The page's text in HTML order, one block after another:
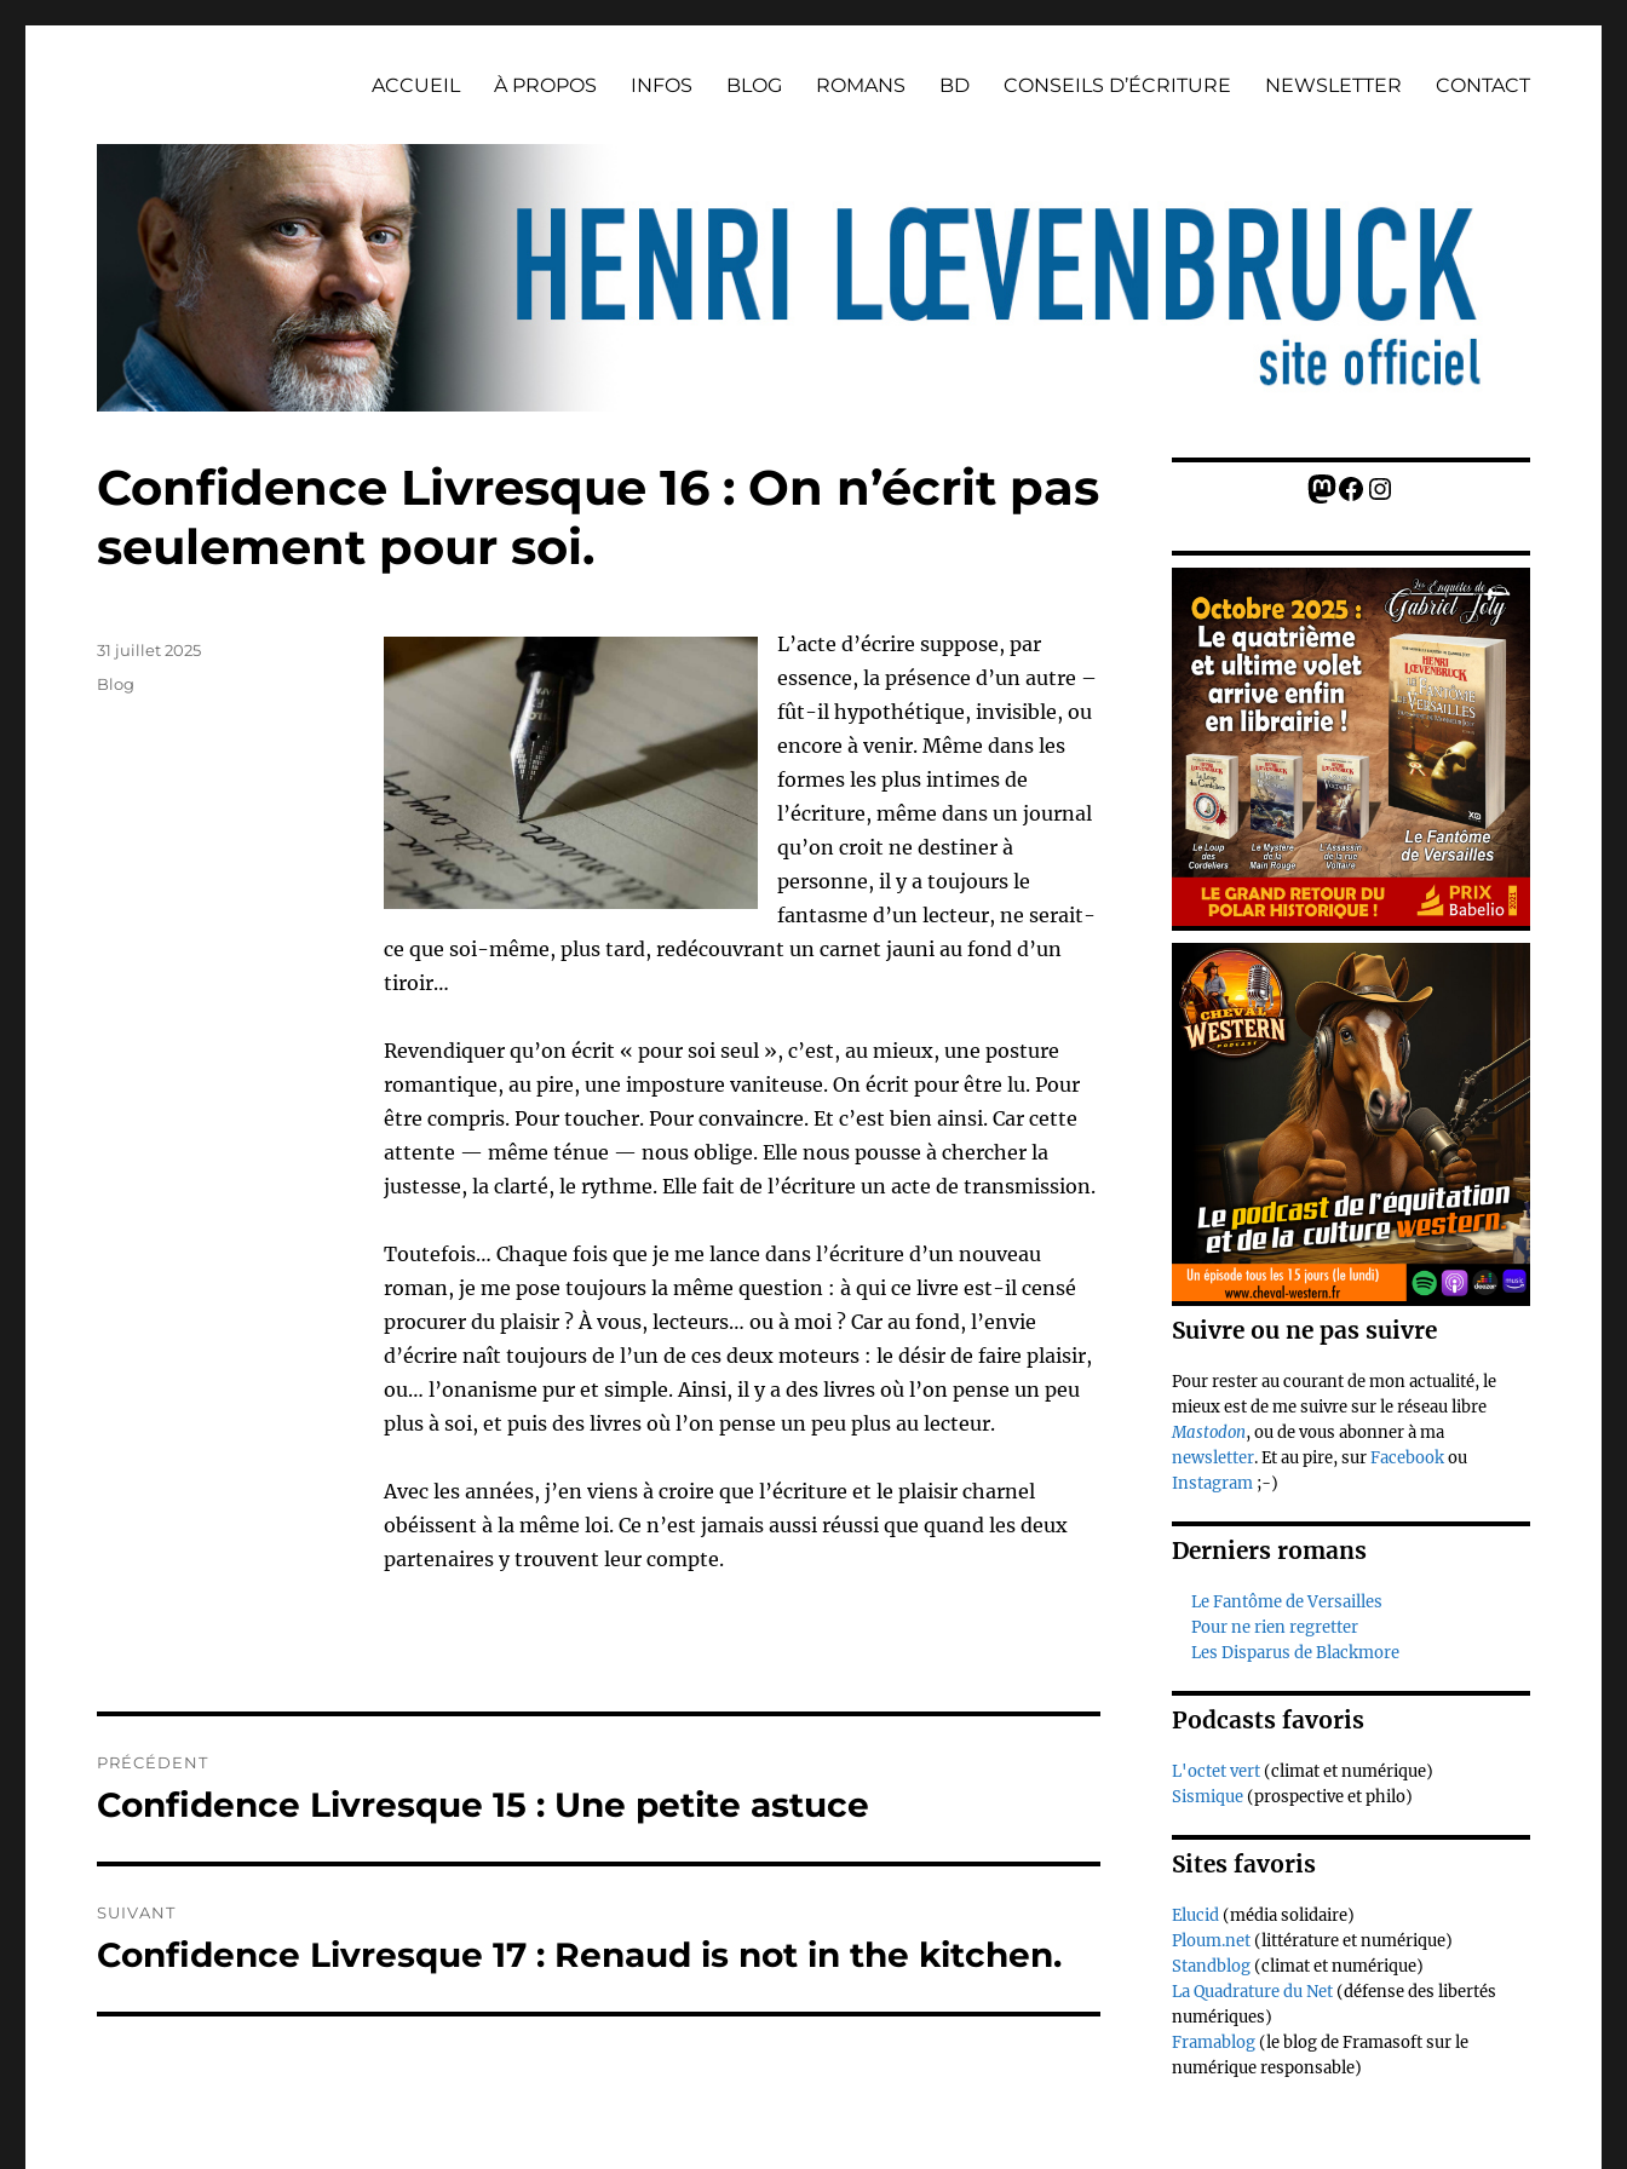
ACCUEIL À PROPOS INFOS BLOG ROMANS BD CONSEILS D’ÉCRITURE NEWSLETTER CONTACT
Confidence Livresque 16 : On n’écrit pas
seulement pour soi.
L’acte d’écrire suppose, par
essence, la présence d’un autre –
fût-il hypothétique, invisible, ou
encore à venir. Même dans les
formes les plus intimes de
l’écriture, même dans un journal
qu’on croit ne destiner à
personne, il y a toujours le
fantasme d’un lecteur, ne serait-
ce que soi-même, plus tard, redécouvrant un carnet jauni au fond d’un
tiroir…
Revendiquer qu’on écrit « pour soi seul », c’est, au mieux, une posture
romantique, au pire, une imposture vaniteuse. On écrit pour être lu. Pour
être compris. Pour toucher. Pour convaincre. Et c’est bien ainsi. Car cette
attente — même ténue — nous oblige. Elle nous pousse à chercher la
justesse, la clarté, le rythme. Elle fait de l’écriture un acte de transmission.
Toutefois… Chaque fois que je me lance dans l’écriture d’un nouveau
roman, je me pose toujours la même question : à qui ce livre est-il censé
procurer du plaisir ? À vous, lecteurs… ou à moi ? Car au fond, l’envie
d’écrire naît toujours de l’un de ces deux moteurs : le désir de faire plaisir,
ou… l’onanisme pur et simple. Ainsi, il y a des livres où l’on pense un peu
plus à soi, et puis des livres où l’on pense un peu plus au lecteur.
Avec les années, j’en viens à croire que l’écriture et le plaisir charnel
obéissent à la même loi. Ce n’est jamais aussi réussi que quand les deux
partenaires y trouvent leur compte.
Auteur
Publié
le
31 juillet 2025
Catégories
Blog
de
PRÉCÉDENT
Publication
Confidence Livresque 15 : Une petite astuce
SUIVANT
Publication
Confidence Livresque 17 : Renaud is not in the kitchen.
Mastodon
Facebook
Instagram
Suivre ou ne pas suivre
Pour rester au courant de mon actualité, le
mieux est de me suivre sur le réseau libre
Mastodon, ou de vous abonner à ma
newsletter. Et au pire, surFacebookou
Instagram ;-)
Derniers romans
Le Fantôme de Versailles
Pour ne rien regretter
Les Disparus de Blackmore
Podcasts favoris
L'octet vert(climat et numérique)
Sismique(prospective et philo)
Sites favoris
Elucid(média solidaire)
Ploum.net(littérature et numérique)
Standblog(climat et numérique)
La Quadrature du Net(défense des libertés
numériques)
Framablog(le blog de Framasoft sur le
numérique responsable)